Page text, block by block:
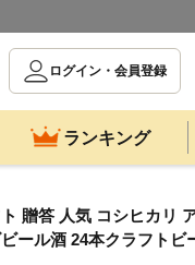
ログイン・会員登録
ランキング
贈答 人気 コシヒカリ
ール酒 24本クラフトビ